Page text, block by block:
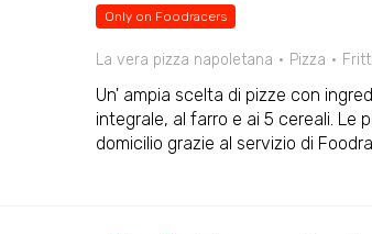
Only on Foodracers
La vera pizza napoletana Pizza Fritti
Un' ampia scelta di pizze con
integrale, al farro e ai 5 cereali. Le
domicilio grazie al servizio di